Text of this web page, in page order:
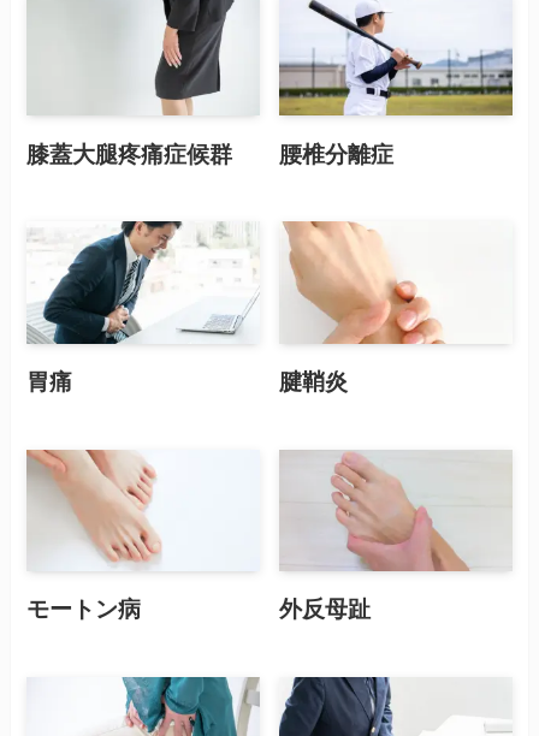
膝蓋大腿疼痛症候群 腰椎分離症
胃痛 腱鞘炎
モートン病 外反母趾